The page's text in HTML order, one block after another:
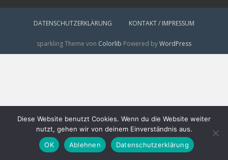
DATENSCHUTZERKLÄRUNG KONTAKT / IMPRESSUM
sparkling Theme von Colorlib Powered byWordPress
Diese Website benutzt Cookies. Wenn du die Website weiter
nutzt, gehen wir von deinem Einverständnis aus.
OK
Ablehnen Datenschutzerklärung